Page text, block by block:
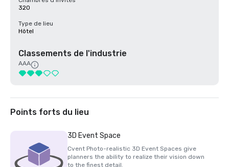
320
Type de lieu
Hôtel
Classements de l'industrie
AAA
Points forts du lieu
3D Event Space
Cvent Photo-realistic 3D Event Spaces give
planners the ability to realize their vision down
to the finest detail.